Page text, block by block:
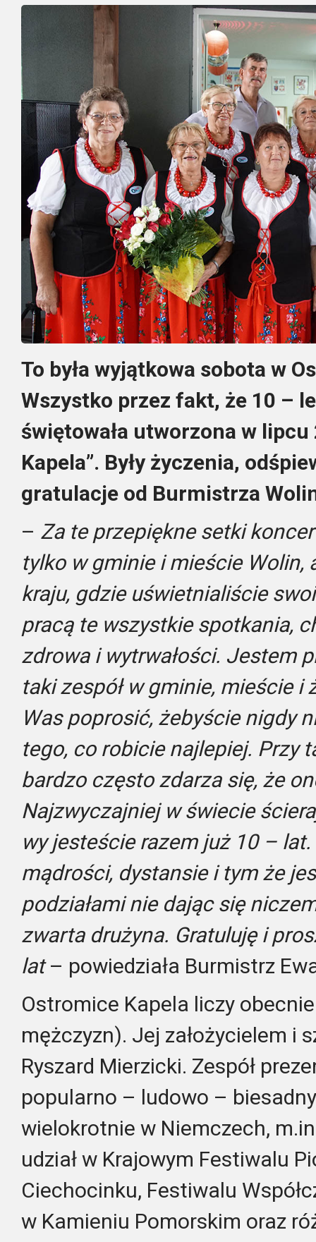
To była wyjątkowa sobota w
Wszystko przez fakt, że 10 –
świętowała utworzona w
Kapela”. Były życzenia,
gratulacje od Burmistrza
– Za te przepiękne setki
tylko w gminie i mieście Wolin,
kraju, gdzie uświetnialiście
pracą te wszystkie spotkania,
zdrowa i wytrwałości. Jestem
taki zespół w gminie, mieście i
Was poprosić, żebyście nigdy
tego, co robicie najlepiej. Przy
bardzo często zdarza się, że
Najzwyczajniej w świecie
wy jesteście razem już 10 –
mądrości, dystansie i tym że
podziałami nie dając się
zwarta drużyna. Gratuluję i
lat– powiedziała Burmistrz
Ostromice Kapela liczy
mężczyzn). Jej założycielem i
Ryszard Mierzicki. Zespół
popularno – ludowo –
wielokrotnie w Niemczech,
udział w Krajowym Festiwalu
Ciechocinku, Festiwalu
w Kamieniu Pomorskim oraz